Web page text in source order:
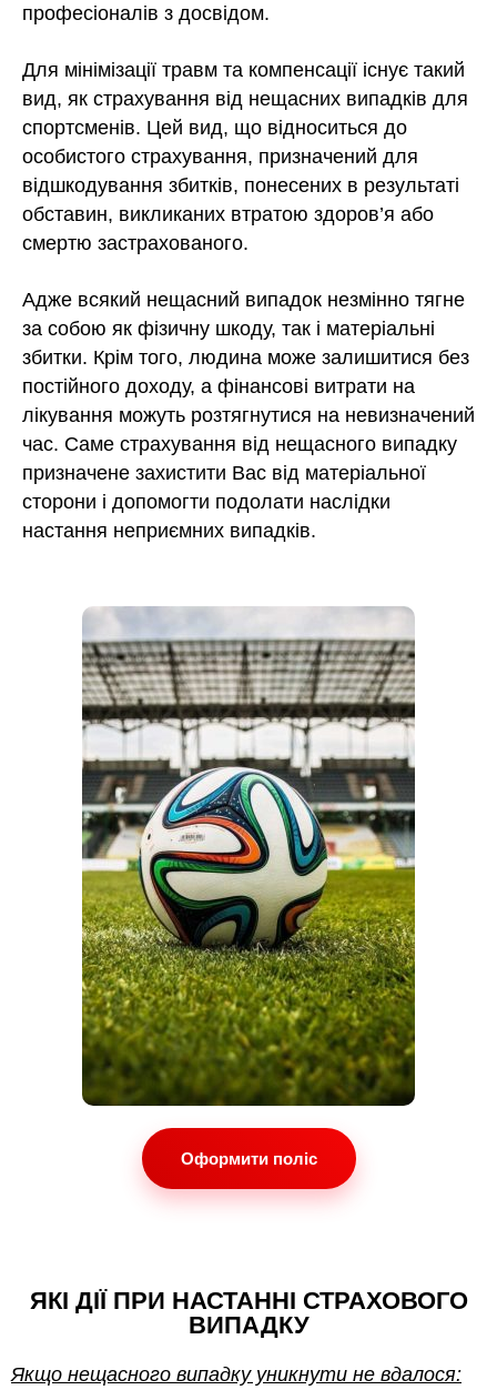
професіоналів з досвідом.
Для мінімізації травм та компенсації існує такий
вид, як страхування від нещасних випадків для
спортсменів. Цей вид, що відноситься до
особистого страхування, призначений для
відшкодування збитків, понесених в результаті
обставин, викликаних втратою здоров’я або
смертю застрахованого.
Адже всякий нещасний випадок незмінно тягне
за собою як фізичну шкоду, так і матеріальні
збитки. Крім того, людина може залишитися без
постійного доходу, а фінансові витрати на
лікування можуть розтягнутися на невизначений
час. Саме страхування від нещасного випадку
призначене захистити Вас від матеріальної
сторони і допомогти подолати наслідки
настання неприємних випадків.
Оформити поліс
ЯКІ ДІЇ ПРИ НАСТАННІ СТРАХОВОГО
ВИПАДКУ
Якщо нещасного випадку уникнути не вдалося: